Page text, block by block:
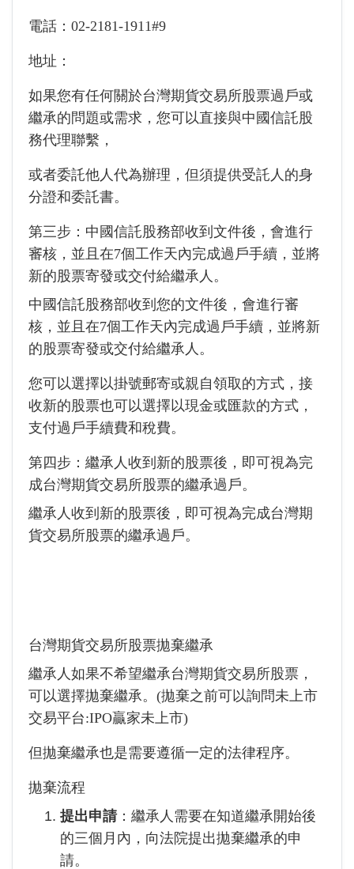
電話：02-2181-1911#9
地址：
如果您有任何關於台灣期貨交易所股票過戶或
繼承的問題或需求，您可以直接與中國信託股
務代理聯繫，
或者委託他人代為辦理，但須提供受託人的身
分證和委託書。
第三步：中國信託股務部收到文件後，會進行
審核，並且在7個工作天內完成過戶手續，並將
新的股票寄發或交付給繼承人。
中國信託股務部收到您的文件後，會進行審
核，並且在7個工作天內完成過戶手續，並將新
的股票寄發或交付給繼承人。
您可以選擇以掛號郵寄或親自領取的方式，接
收新的股票也可以選擇以現金或匯款的方式，
支付過戶手續費和稅費。
第四步：繼承人收到新的股票後，即可視為完
成台灣期貨交易所股票的繼承過戶。
繼承人收到新的股票後，即可視為完成台灣期
貨交易所股票的繼承過戶。
台灣期貨交易所股票拋棄繼承
繼承人如果不希望繼承台灣期貨交易所股票，
可以選擇拋棄繼承。(拋棄之前可以詢問未上市
交易平台:IPO贏家未上市)
但拋棄繼承也是需要遵循一定的法律程序。
拋棄流程
提出申請：繼承人需要在知道繼承開始後
的三個月內，向法院提出拋棄繼承的申
請。